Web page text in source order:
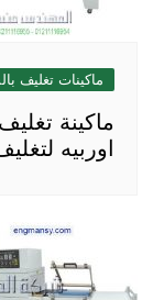
ماكينات تغليف
ماكينة
اوربيه